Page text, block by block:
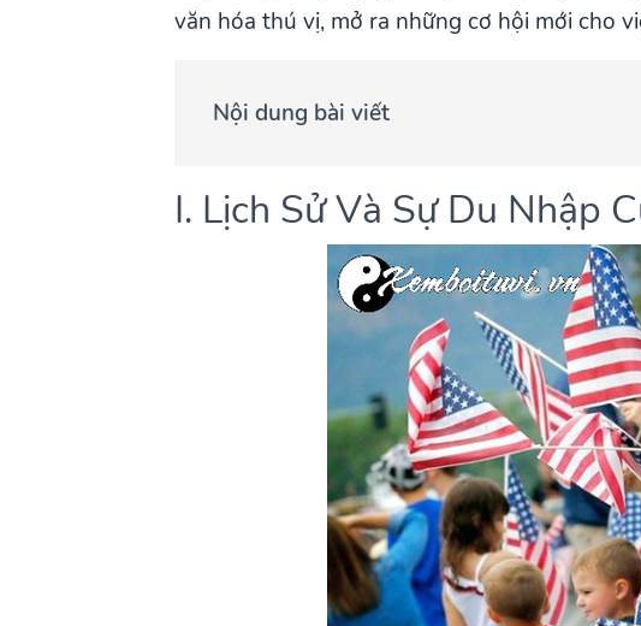
văn hóa thú vị, mở ra những cơ hội mới cho
Nội dung bài viết
I. Lịch Sử Và Sự Du Nhập